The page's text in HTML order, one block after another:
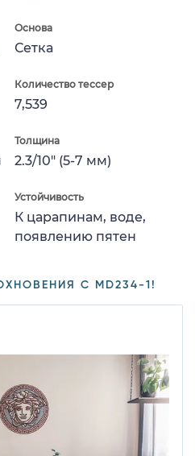
Основа
Сетка
Количество тессер
7,539
Толщина
2.3/10" (5-7 мм)
Устойчивость
К царапинам, воде,
появлению пятен
С MD234-1!